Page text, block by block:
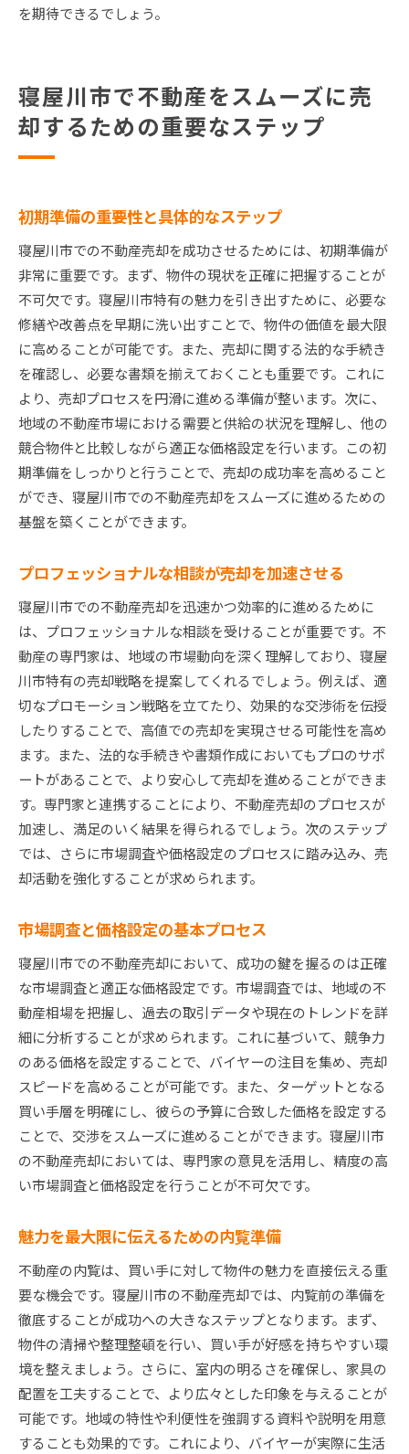
を期待できるでしょう。
寝屋川市で不動産をスムーズに売
却するための重要なステップ
初期準備の重要性と具体的なステップ
寝屋川市での不動産売却を成功させるためには、初期準備が
非常に重要です。まず、物件の現状を正確に把握することが
不可欠です。寝屋川市特有の魅力を引き出すために、必要な
修繕や改善点を早期に洗い出すことで、物件の価値を最大限
に高めることが可能です。また、売却に関する法的な手続き
を確認し、必要な書類を揃えておくことも重要です。これに
より、売却プロセスを円滑に進める準備が整います。次に、
地域の不動産市場における需要と供給の状況を理解し、他の
競合物件と比較しながら適正な価格設定を行います。この初
期準備をしっかりと行うことで、売却の成功率を高めること
ができ、寝屋川市での不動産売却をスムーズに進めるための
基盤を築くことができます。
プロフェッショナルな相談が売却を加速させる
寝屋川市での不動産売却を迅速かつ効率的に進めるために
は、プロフェッショナルな相談を受けることが重要です。不
動産の専門家は、地域の市場動向を深く理解しており、寝屋
川市特有の売却戦略を提案してくれるでしょう。例えば、適
切なプロモーション戦略を立てたり、効果的な交渉術を伝授
したりすることで、高値での売却を実現させる可能性を高め
ます。また、法的な手続きや書類作成においてもプロのサポ
ートがあることで、より安心して売却を進めることができま
す。専門家と連携することにより、不動産売却のプロセスが
加速し、満足のいく結果を得られるでしょう。次のステップ
では、さらに市場調査や価格設定のプロセスに踏み込み、売
却活動を強化することが求められます。
市場調査と価格設定の基本プロセス
寝屋川市での不動産売却において、成功の鍵を握るのは正確
な市場調査と適正な価格設定です。市場調査では、地域の不
動産相場を把握し、過去の取引データや現在のトレンドを詳
細に分析することが求められます。これに基づいて、競争力
のある価格を設定することで、バイヤーの注目を集め、売却
スピードを高めることが可能です。また、ターゲットとなる
買い手層を明確にし、彼らの予算に合致した価格を設定する
ことで、交渉をスムーズに進めることができます。寝屋川市
の不動産売却においては、専門家の意見を活用し、精度の高
い市場調査と価格設定を行うことが不可欠です。
魅力を最大限に伝えるための内覧準備
不動産の内覧は、買い手に対して物件の魅力を直接伝える重
要な機会です。寝屋川市の不動産売却では、内覧前の準備を
徹底することが成功への大きなステップとなります。まず、
物件の清掃や整理整頓を行い、買い手が好感を持ちやすい環
境を整えましょう。さらに、室内の明るさを確保し、家具の
配置を工夫することで、より広々とした印象を与えることが
可能です。地域の特性や利便性を強調する資料や説明を用意
することも効果的です。これにより、バイヤーが実際に生活